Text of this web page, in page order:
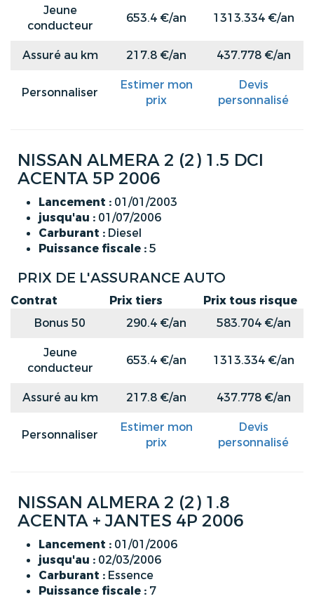
Jeune
conducteur
653.4 €/an 1313.334 €/an
Assuré au km 217.8 €/an 437.778 €/an
Personnaliser
Estimer mon
prix
Devis
personnalisé
NISSAN ALMERA 2 (2) 1.5 DCI
ACENTA 5P 2006
Lancement : 01/01/2003
jusqu'au : 01/07/2006
Carburant : Diesel
Puissance fiscale :5
PRIX DE L'ASSURANCE AUTO
Contrat Prix tiers
Prix tous risque
Bonus 50
290.4 €/an
583.704 €/an
Jeune
conducteur
653.4 €/an 1313.334 €/an
Assuré au km 217.8 €/an 437.778 €/an
Personnaliser
Estimer mon
prix
Devis
personnalisé
NISSAN ALMERA 2 (2) 1.8
ACENTA + JANTES 4P 2006
Lancement : 01/01/2006
jusqu'au : 02/03/2006
Carburant : Essence
Puissance fiscale : 7